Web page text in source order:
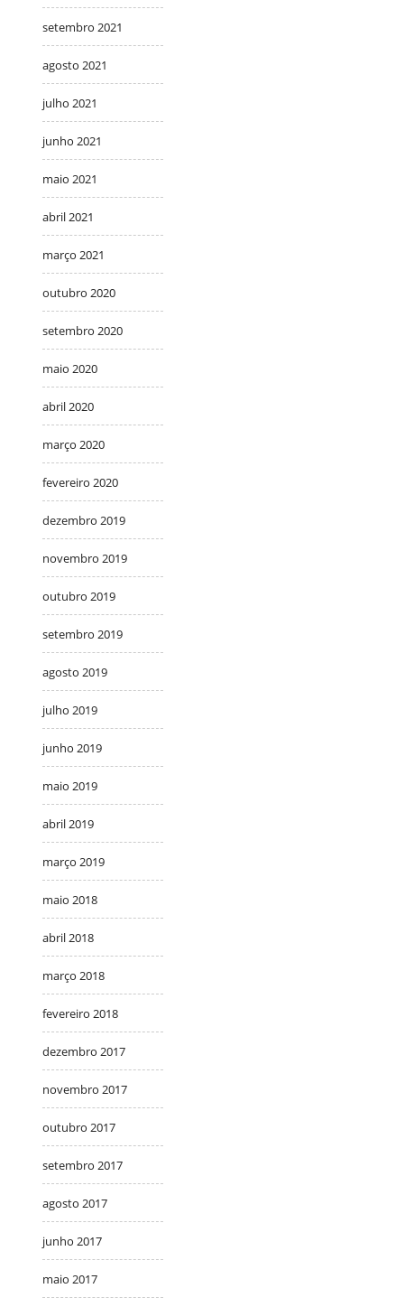
setembro 2021
agosto 2021
julho 2021
junho 2021
maio 2021
abril 2021
março 2021
outubro 2020
setembro 2020
maio 2020
abril 2020
março 2020
fevereiro 2020
dezembro 2019
novembro 2019
outubro 2019
setembro 2019
agosto 2019
julho 2019
junho 2019
maio 2019
abril 2019
março 2019
maio 2018
abril 2018
março 2018
fevereiro 2018
dezembro 2017
novembro 2017
outubro 2017
setembro 2017
agosto 2017
junho 2017
maio 2017